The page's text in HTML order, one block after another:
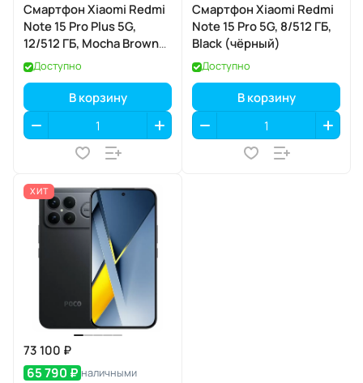
Смартфон Xiaomi Redmi
Note 15 Pro Plus 5G,
12/512 ГБ, Mocha Brown
(коричневый мокко)
Доступно
В корзину
Смартфон Xiaomi Redmi
Note 15 Pro 5G, 8/512 ГБ,
Black (чёрный)
Доступно
В корзину
ХИТ
73 100 ₽
65 790 ₽ наличными